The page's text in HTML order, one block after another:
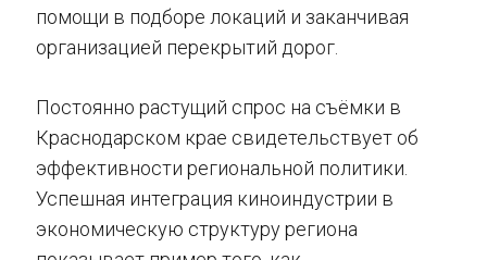
помощи в подборе локаций и заканчивая
организацией перекрытий дорог.
Постоянно растущий спрос на съёмки в
Краснодарском крае свидетельствует об
эффективности региональной политики.
Успешная интеграция киноиндустрии в
экономическую структуру региона